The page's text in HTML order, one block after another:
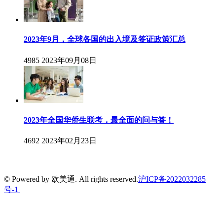
2023年9月，全球各国的出入境及签证政策汇总
4985 2023年09月08日
2023年全国华侨生联考，最全面的问与答！
4692 2023年02月23日
© Powered by 欧美通. All rights reserved.沪ICP备2022032285
号-1